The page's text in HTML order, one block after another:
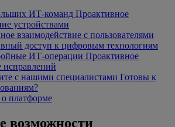
ИТ-команд Проактивное
устройствами
взаимодействие с пользователями
доступ к цифровым технологиям
ИТ-операции Проактивное
исправлений
с нашими специалистами Готовы к
платформе
возможности